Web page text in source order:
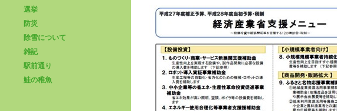
選挙
防災
除雪について
雑記
駅前通り
鮭の稚魚